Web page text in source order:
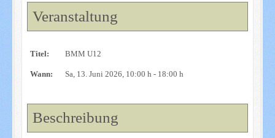
Veranstaltung
Titel: BMM U12
Wann: Sa, 13. Juni 2026, 10:00 h - 18:00 h
Beschreibung